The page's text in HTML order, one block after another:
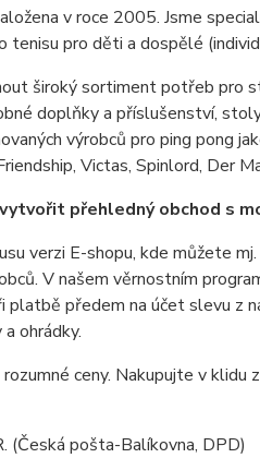
v roce 2005. Jsme
tenisu pro děti a dospělé
široký sortiment potřeb pro
doplňky a příslušenství,
výrobců pro ping pong
Victas, Spinlord, Der
přehledný obchod s
verzi E-shopu, kde můžete
V našem věrnostním
platbě předem na účet slevu z
ohrádky.
ceny. Nakupujte v
(Česká pošta-Balíkovna, DPD)